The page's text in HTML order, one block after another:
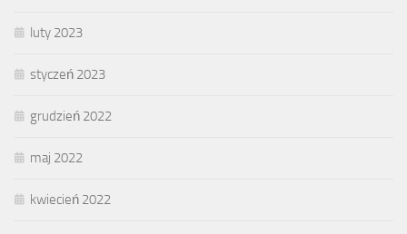
luty 2023
styczeń 2023
grudzień 2022
maj 2022
kwiecień 2022